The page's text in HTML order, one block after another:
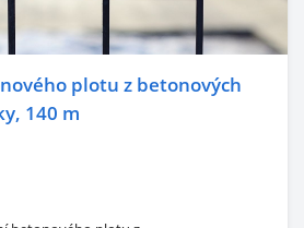
plotu z betonových
140 m